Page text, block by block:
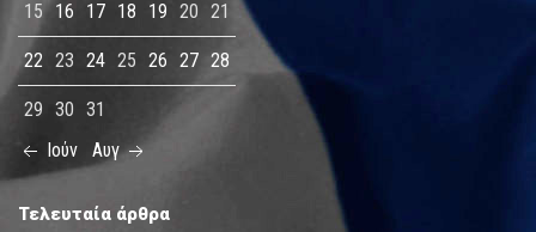
15 16 17 18 19 20 21
22 23 24 25 26 27 28
29 30 31
Ιούν
Αυγ
Τελευταία άρθρα